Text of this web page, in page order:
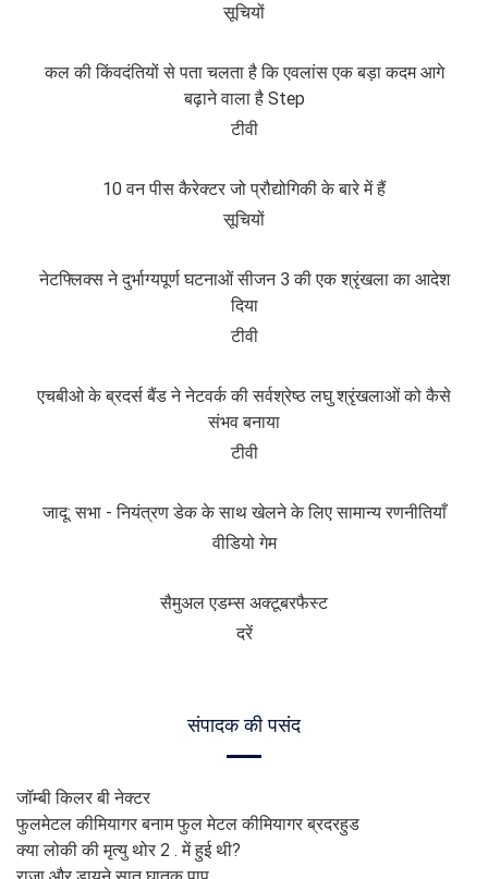
सूचियों
कल की किंवदंतियों से पता चलता है कि एवलांस एक बड़ा कदम आगे
बढ़ाने वाला है Step
टीवी
10 वन पीस कैरेक्टर जो प्रौद्योगिकी के बारे में हैं
सूचियों
नेटफ्लिक्स ने दुर्भाग्यपूर्ण घटनाओं सीजन 3 की एक श्रृंखला का आदेश
दिया
टीवी
एचबीओ के ब्रदर्स बैंड ने नेटवर्क की सर्वश्रेष्ठ लघु श्रृंखलाओं को कैसे
संभव बनाया
टीवी
जादू: सभा - नियंत्रण डेक के साथ खेलने के लिए सामान्य रणनीतियाँ
वीडियो गेम
सैमुअल एडम्स अक्टूबरफैस्ट
दरें
संपादक की पसंद
जॉम्बी किलर बी नेक्टर
फुलमेटल कीमियागर बनाम फुल मेटल कीमियागर ब्रदरहुड
क्या लोकी की मृत्यु थोर 2 . में हुई थी?